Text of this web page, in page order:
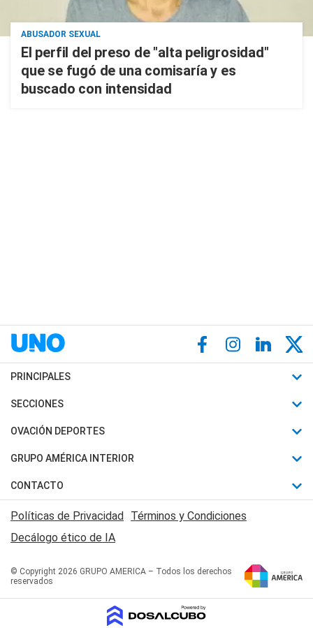
ABUSADOR SEXUAL
El perfil del preso de "alta peligrosidad"
que se fugó de una comisaría y es
buscado con intensidad
PRINCIPALES
Últimas Noticias
Política
Judiciales
Economia
SECCIONES
Horóscopo
Motores
Trucos caseros
Series y Películas
Edictos y Solicitadas
OVACIÓN DEPORTES
Fútbol
Mundial
Automovilismo
Rugby
Básquet
GRUPO AMÉRICA INTERIOR
Canal 7 en Vivo
San Juan 8
CONTACTO
Acerca de Nosotros
Contactanos
Políticas de Privacidad Términos y Condiciones
Decálogo ético de IA
© Copyright 2026 GRUPO AMERICA – Todos los derechos
reservados